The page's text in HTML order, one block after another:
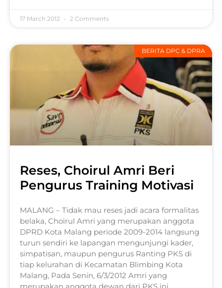
17 March 2012 2 Comments
BERITA DPC & DPRA
Reses, Choirul Amri Beri
Pengurus Training Motivasi
MALANG – Tidak mau reses jadi acara formalitas
belaka, Choirul Amri yang merupakan anggota
DPRD Kota Malang periode 2009-2014 langsung
turun sendiri ke lapangan mengunjungi kader,
simpatisan, maupun pengurus Ranting PKS di
tiap kelurahan di Kecamatan Blimbing Kota
Malang, Pada Senin, 6/3/2012 Amri yang